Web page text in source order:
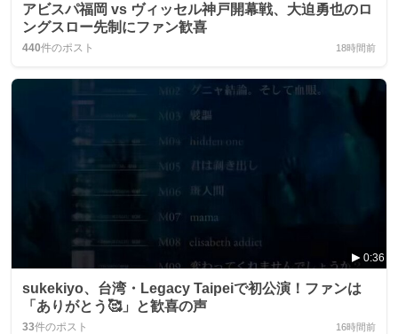
アビスパ福岡 vs ヴィッセル神戸開幕戦、大迫勇也のロ
ングスロー先制にファン歓喜
440件のポスト 18時間前
0:36
sukekiyo、台湾・Legacy Taipeiで初公演！ファンは
「ありがとう🥰」と歓喜の声
33件のポスト 16時間前